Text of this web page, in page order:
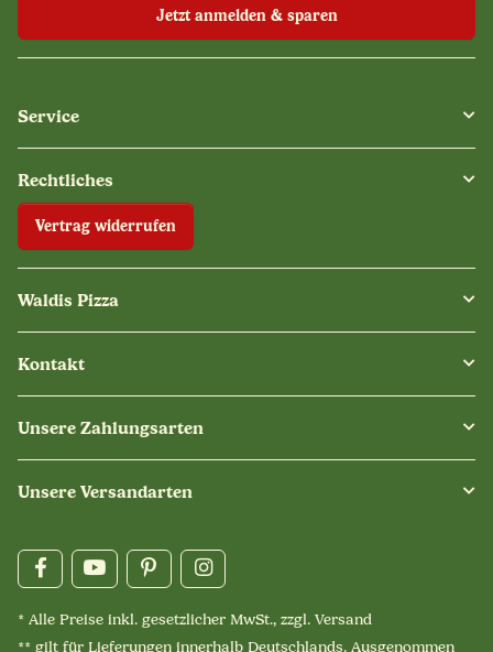
Jetzt anmelden & sparen
Service
Rechtliches
Vertrag widerrufen
Waldis Pizza
Kontakt
Unsere Zahlungsarten
Unsere Versandarten
* Alle Preise inkl. gesetzlicher MwSt., zzgl. Versand
** gilt für Lieferungen innerhalb Deutschlands. Ausgenommen